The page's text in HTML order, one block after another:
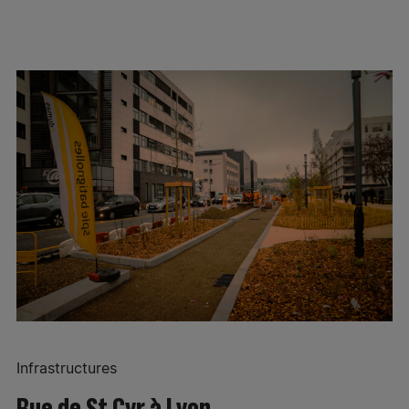
Spie batignolles SPR batiment & industrie
Proxilink – Pacé
Proxilink – Eguilles
Spie batignolles énergie Laignel – Auchy-les-
Mines
Spie batignolles énergie Mercier – Tremblay-en-
France
Infrastructures